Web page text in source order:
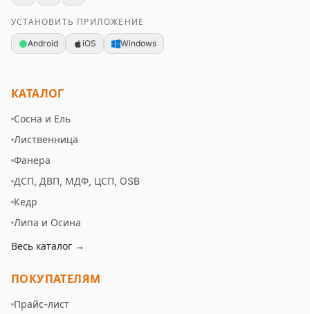
УСТАНОВИТЬ ПРИЛОЖЕНИЕ
Android iOS Windows
КАТАЛОГ
Сосна и Ель
Лиственница
Фанера
ДСП, ДВП, МДФ, ЦСП, OSB
Кедр
Липа и Осина
Весь каталог →
ПОКУПАТЕЛЯМ
Прайс-лист